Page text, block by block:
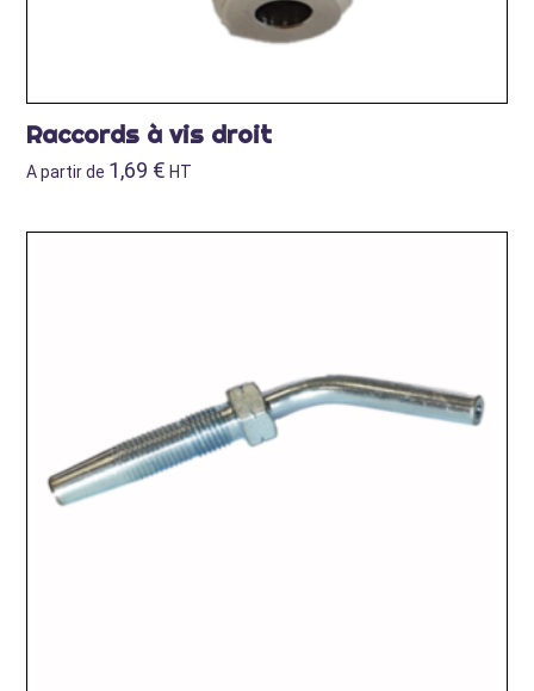
Raccords à vis droit
A partir de 1,69 € HT